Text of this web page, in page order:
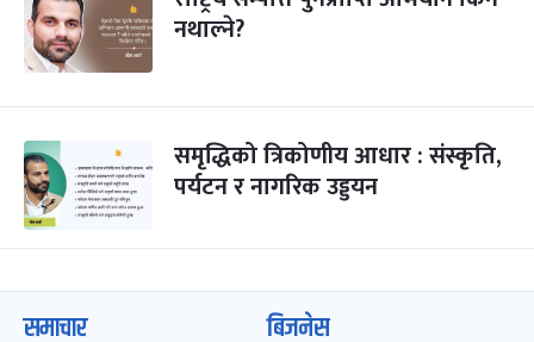
नथाल्ने?
समृद्धिको त्रिकोणीय आधार : संस्कृति,
पर्यटन र नागरिक उड्डयन
समाचार बिजनेस